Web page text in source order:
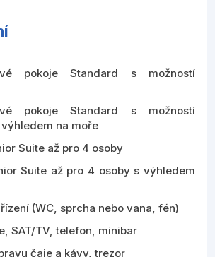
pokoje Standard s možností
pokoje Standard s možností
na moře
Suite až pro 4 osoby
Suite až pro 4 osoby s výhledem
(WC, sprcha nebo vana, fén)
SAT/TV, telefon, minibar
čaje a kávy, trezor